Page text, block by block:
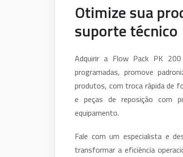
Otimize sua
suporte técnico
Adquirir a Flow Pack PK
programadas, promove
produtos, com troca rápida de
e peças de reposição com
equipamento.
Fale com um especialista e
transformar a eficiência